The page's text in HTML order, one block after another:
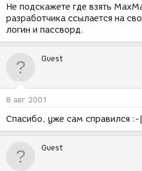
н
и
я
Не подскажете где взять
разработчика ссылается на
логин и пассворд.
Guest
8 авг 2001
Спасибо, уже сам справился :-|
Guest